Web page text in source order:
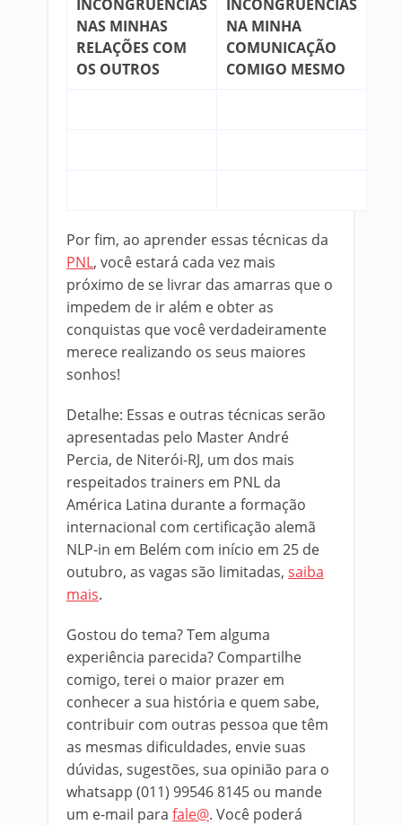
INCONGRUÊNCIAS
NAS MINHAS
RELAÇÕES COM
OS OUTROS
INCONGRUÊNCIAS
NA MINHA
COMUNICAÇÃO
COMIGO MESMO
Por fim, ao aprender essas técnicas da
PNL, você estará cada vez mais
próximo de se livrar das amarras que o
impedem de ir além e obter as
conquistas que você verdadeiramente
merece realizando os seus maiores
sonhos!
Detalhe: Essas e outras técnicas serão
apresentadas pelo Master André
Percia, de Niterói-RJ, um dos mais
respeitados trainers em PNL da
América Latina durante a formação
internacional com certificação alemã
NLP-in em Belém com início em 25 de
outubro, as vagas são limitadas, saiba
mais.
Gostou do tema? Tem alguma
experiência parecida? Compartilhe
comigo, terei o maior prazer em
conhecer a sua história e quem sabe,
contribuir com outras pessoa que têm
as mesmas dificuldades, envie suas
dúvidas, sugestões, sua opinião para o
whatsapp (011) 99546 8145 ou mande
um e-mail para fale@. Você poderá